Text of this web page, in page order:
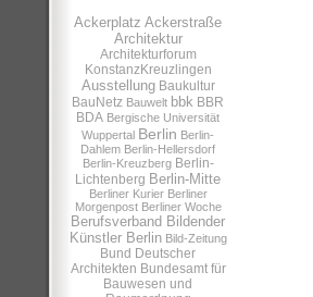
Ackerplatz Ackerstraße
Architektur
Architekturforum
KonstanzKreuzlingen
Ausstellung Baukultur
BauNetz Bauwelt bbk BBR
BDA Bergische Universität
Wuppertal Berlin Berlin-
Dahlem Berlin-Hellersdorf
Berlin-Kreuzberg Berlin-
Lichtenberg Berlin-Mitte
Berliner Kurier Berliner
Morgenpost Berliner Woche
Berufsverband Bildender
Künstler Berlin Bild-Zeitung
Bund Deutscher
Architekten Bundesamt für
Bauwesen und